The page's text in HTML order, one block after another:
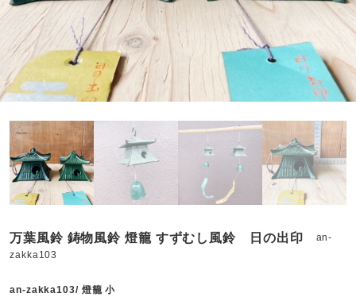
万葉風鈴 鋳物風鈴 燈籠 すずむし風鈴 日の出印
an-
zakka103
an-zakka103/ 燈籠 小